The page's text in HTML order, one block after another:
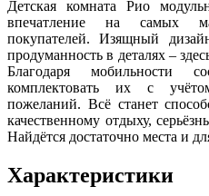
Детская комната Рио
впечатление на самых
покупателей. Изящный
продуманность в деталях –
Благодаря мобильности
комплектовать их с
пожеланий. Всё станет
качественному отдыху,
Найдётся достаточно места и
Характеристики